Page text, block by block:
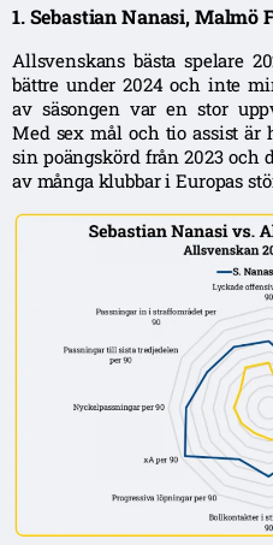
1. Sebastian Nanasi, Malmö
Allsvenskans bästa spelare
bättre under 2024 och inte
av säsongen var en stor
Med sex mål och tio assist är
sin poängskörd från 2023 och
av många klubbar i Europas